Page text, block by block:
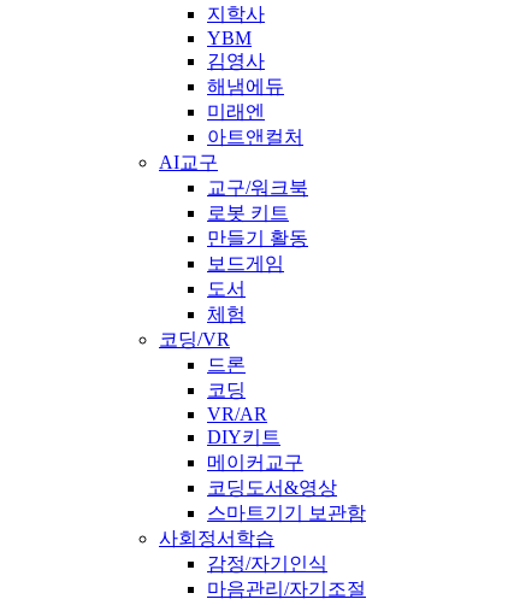
지학사
YBM
김영사
해냄에듀
미래엔
아트앤컬처
AI교구
교구/워크북
로봇 키트
만들기 활동
보드게임
도서
체험
코딩/VR
드론
코딩
VR/AR
DIY키트
메이커교구
코딩도서&영상
스마트기기 보관함
사회정서학습
감정/자기인식
마음관리/자기조절